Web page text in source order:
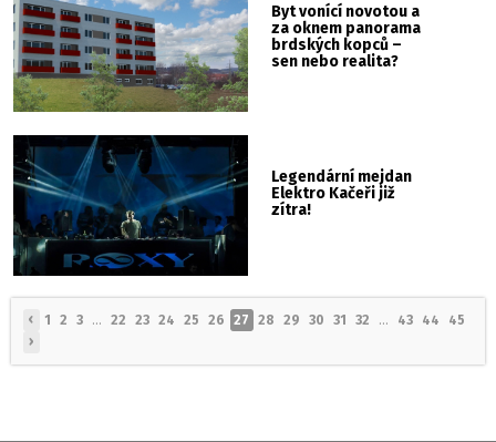
Byt vonící novotou a
za oknem panorama
brdských kopců –
sen nebo realita?
Legendární mejdan
Elektro Kačeři již
zítra!
‹ 1 2 3 ... 22 23 24 25 26 27 28 29 30 31 32 ... 43 44 45
›